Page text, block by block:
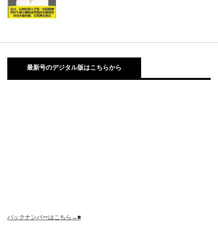
最新号のデジタル版はこちらから
バックナンバーはこちら→■